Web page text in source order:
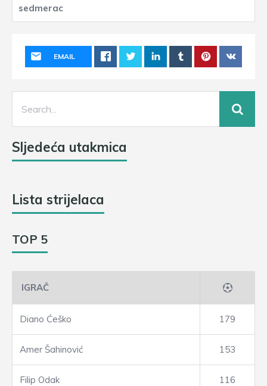
EMAIL
Sljedeća utakmica
Lista strijelaca
TOP 5
IGRAČ
Diano Ćeško 179
Amer Šahinović 153
Filip Odak 116